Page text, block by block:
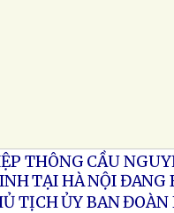
THÔNG CẦU
TẠI HÀ NỘI ĐANG
TỊCH ỦY BAN